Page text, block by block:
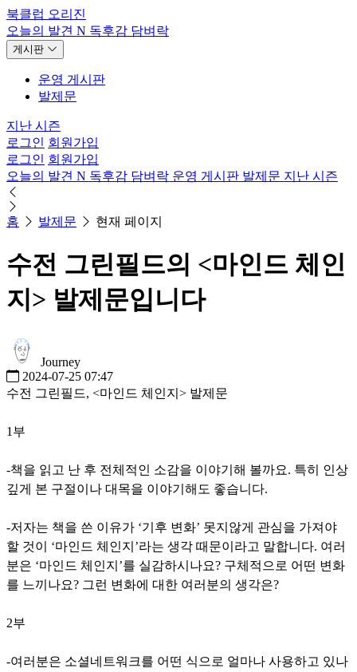
북클럽 오리진
오늘의 발견 N 독후감 담벼락
게시판
운영 게시판
발제문
지난 시즌
로그인 회원가입
로그인 회원가입
오늘의 발견 N 독후감 담벼락 운영 게시판 발제문 지난 시즌
홈 발제문 현재 페이지
수전 그린필드의 <마인드 체인
지> 발제문입니다
Journey
2024-07-25 07:47
수전 그린필드, <마인드 체인지> 발제문
1부
-책을 읽고 난 후 전체적인 소감을 이야기해 볼까요. 특히 인상
깊게 본 구절이나 대목을 이야기해도 좋습니다.
-저자는 책을 쓴 이유가 ‘기후 변화’ 못지않게 관심을 가져야
할 것이 ‘마인드 체인지’라는 생각 때문이라고 말합니다. 여러
분은 ‘마인드 체인지’를 실감하시나요? 구체적으로 어떤 변화
를 느끼나요? 그런 변화에 대한 여러분의 생각은?
2부
-여러분은 소셜네트워크를 어떤 식으로 얼마나 사용하고 있나